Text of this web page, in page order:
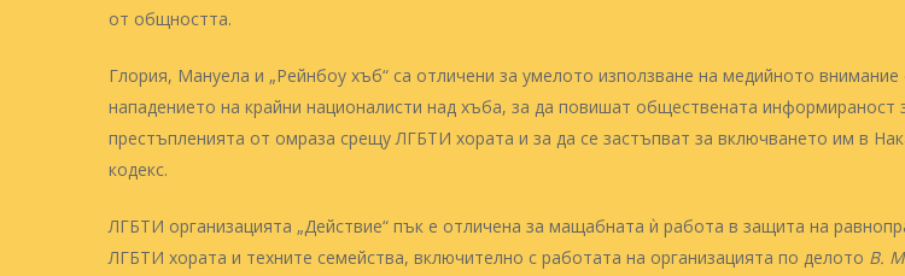
Натиснете Enter, за да търсите, или ESC, за да затворите
от общността.
Глория, Мануела и „Рейнбоу хъб“ са отличени за умелото използване на медийното внимание
нападението на крайни националисти над хъба, за да повишат обществената информираност
престъпленията от омраза срещу ЛГБТИ хората и за да се застъпват за включването им в
кодекс.
ЛГБТИ организацията „Действие“ пък e отличена за мащабната ѝ работа в защита на
ЛГБТИ хората и техните семейства, включително с работата на организацията по делото В.